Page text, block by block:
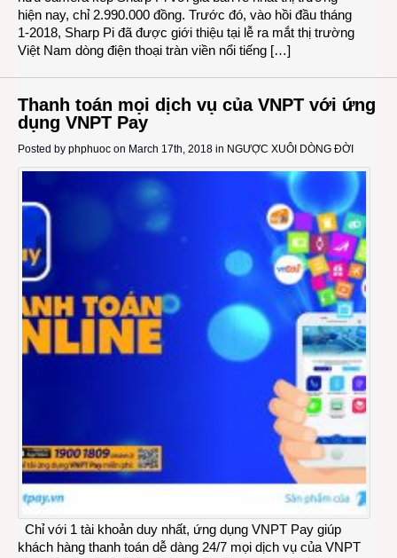
hiện nay, chỉ 2.990.000 đồng. Trước đó, vào hồi đầu tháng
1-2018, Sharp Pi đã được giới thiệu tại lễ ra mắt thị trường
Việt Nam dòng điện thoại tràn viền nổi tiếng […]
Thanh toán mọi dịch vụ của VNPT với ứng
dụng VNPT Pay
Posted by phphuoc on March 17th, 2018 in NGƯỢC XUÔI DÒNG ĐỜI
Chỉ với 1 tài khoản duy nhất, ứng dụng VNPT Pay giúp
khách hàng thanh toán dễ dàng 24/7 mọi dịch vụ của VNPT